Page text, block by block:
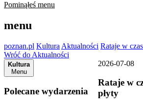
Pominąłeś menu
menu
poznan.pl Kultura Aktualności Rataje w
Wróć do Aktualności
Kultura
Menu
Polecane wydarzenia
2026-07-08
Rataje w
płyty